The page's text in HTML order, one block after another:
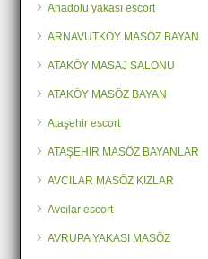
Anadolu yakası escort
ARNAVUTKÖY MASÖZ BAYAN
ATAKÖY MASAJ SALONU
ATAKÖY MASÖZ BAYAN
Ataşehir escort
ATAŞEHİR MASÖZ BAYANLAR
AVCILAR MASÖZ KIZLAR
Avcılar escort
AVRUPA YAKASI MASÖZ